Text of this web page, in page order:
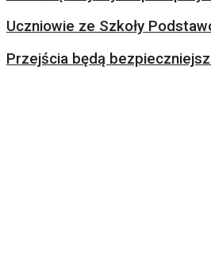
Uczniowie ze Szkoły
Przejścia będą